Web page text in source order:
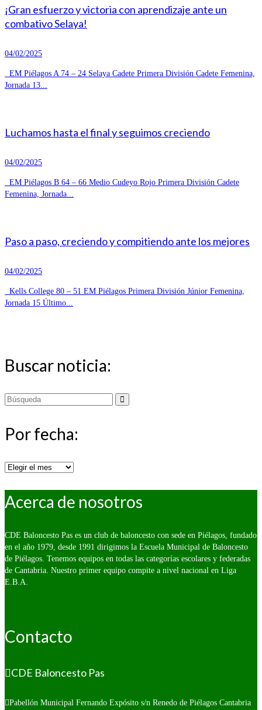
¡Gran esfuerzo y victoria con aprendizaje ante un
combativo Selaya!
04/02/2025
EM Piélagos A 74 – 24 Selaya Cadete Primera División Cadete Femenina,
Jornada 13...
Luchamos hasta el final y seguimos creciendo
04/02/2025
EM Piélagos B 64 – 66 Medio Cudeyo Rojo Primera División Cadete
Femenina, Jornada...
Paso a paso, creciendo y compitiendo ante los mejores
04/02/2025
Kells College 80 – 51 EM Piélagos Primera División Júnior Femenina,
Jornada 15 Último...
Buscar noticia:
Buscar
Por fecha:
Por
Acerca de nosotros
CDE Baloncesto Pas es un club de baloncesto con sede en Piélagos, fundado
en el año 1979, desde 1991 dirigimos la Escuela Municipal de Baloncesto
de Piélagos. Tenemos equipos en todas las categorías escolares y federadas
de Cantabria. Nuestro primer equipo compite a nivel nacional en Liga
E.B.A.
Contacto
CDE Baloncesto Pas
Pabellón Municipal Fernando Expósito s/n Renedo de Piélagos Cantabria